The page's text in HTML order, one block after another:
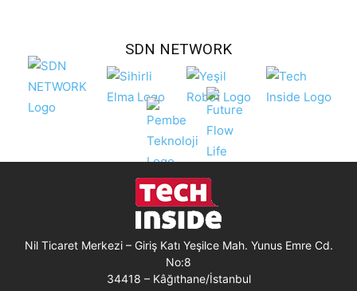
SDN NETWORK
Nil Ticaret Merkezi – Giriş Katı Yeşilce Mah. Yunus Emre Cd.
No:8
34418 – Kâğıthane/İstanbul